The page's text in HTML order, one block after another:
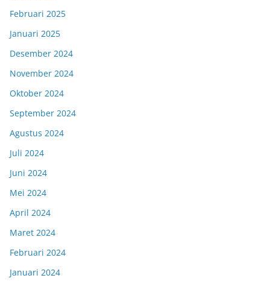
Februari 2025
Januari 2025
Desember 2024
November 2024
Oktober 2024
September 2024
Agustus 2024
Juli 2024
Juni 2024
Mei 2024
April 2024
Maret 2024
Februari 2024
Januari 2024